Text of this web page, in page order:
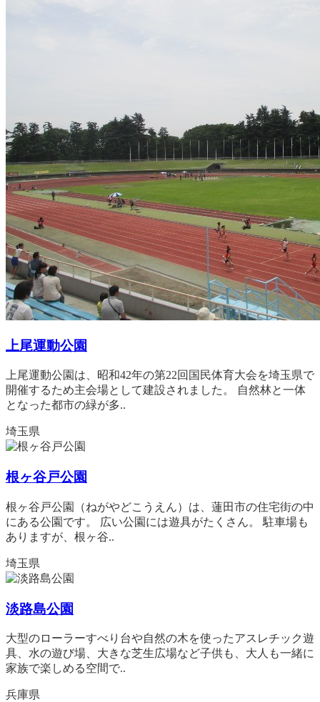
上尾運動公園
上尾運動公園は、昭和42年の第22回国民体育大会を埼玉県で
開催するため主会場として建設されました。 自然林と一体
となった都市の緑が多..
埼玉県
根ヶ谷戸公園
根ヶ谷戸公園（ねがやどこうえん）は、蓮田市の住宅街の中
にある公園です。 広い公園には遊具がたくさん。 駐車場も
ありますが、根ヶ谷..
埼玉県
淡路島公園
大型のローラーすべり台や自然の木を使ったアスレチック遊
具、水の遊び場、大きな芝生広場など子供も、大人も一緒に
家族で楽しめる空間で..
兵庫県